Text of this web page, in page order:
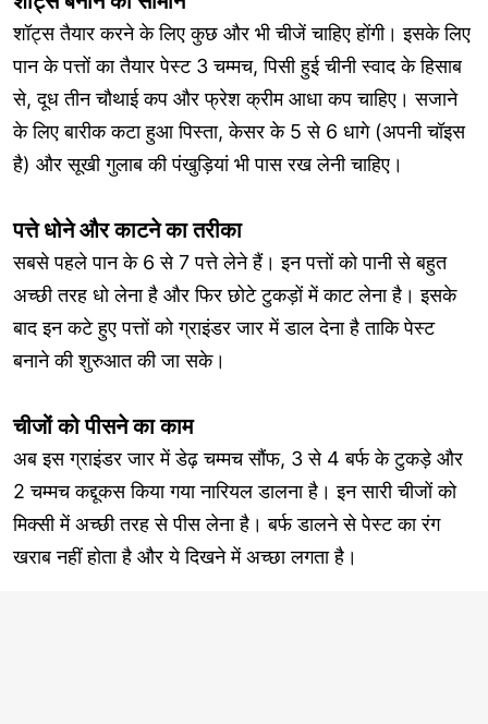
शॉट्स तैयार करने के लिए कुछ और भी चीजें चाहिए होंगी। इसके लिए
पान के पत्तों का तैयार पेस्ट 3 चम्मच, पिसी हुई चीनी स्वाद के हिसाब
से, दूध तीन चौथाई कप और फ्रेश क्रीम आधा कप चाहिए। सजाने
के लिए बारीक कटा हुआ पिस्ता, केसर के 5 से 6 धागे (अपनी चॉइस
है) और सूखी गुलाब की पंखुड़ियां भी पास रख लेनी चाहिए।
पत्ते धोने और काटने का तरीका
सबसे पहले पान के 6 से 7 पत्ते लेने हैं। इन पत्तों को पानी से बहुत
अच्छी तरह धो लेना है और फिर छोटे टुकड़ों में काट लेना है। इसके
बाद इन कटे हुए पत्तों को ग्राइंडर जार में डाल देना है ताकि पेस्ट
बनाने की शुरुआत की जा सके।
चीजों को पीसने का काम
अब इस ग्राइंडर जार में डेढ़ चम्मच सौंफ, 3 से 4 बर्फ के टुकड़े और
2 चम्मच कद्दूकस किया गया नारियल डालना है। इन सारी चीजों को
मिक्सी में अच्छी तरह से पीस लेना है। बर्फ डालने से पेस्ट का रंग
खराब नहीं होता है और ये दिखने में अच्छा लगता है।